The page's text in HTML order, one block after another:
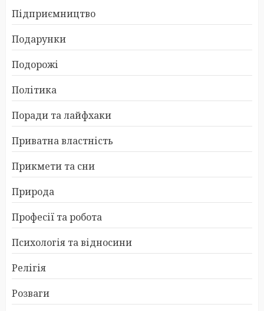
Підприємництво
Подарунки
Подорожі
Політика
Поради та лайфхаки
Приватна властність
Прикмети та сни
Природа
Професії та робота
Психологія та відносини
Релігія
Розваги